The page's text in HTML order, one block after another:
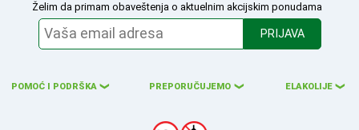
Želim da primam obaveštenja o aktuelnim akcijskim ponudama
PRIJAVA
POMOĆ I PODRŠKA ❮ PREPORUČUJEMO ❮ ELAKOLIJE ❮